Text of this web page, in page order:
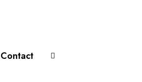
Contact